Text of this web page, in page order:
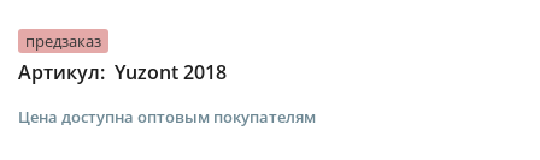
предзаказ
Артикул: Yuzont 2018
Цена доступна оптовым покупателям